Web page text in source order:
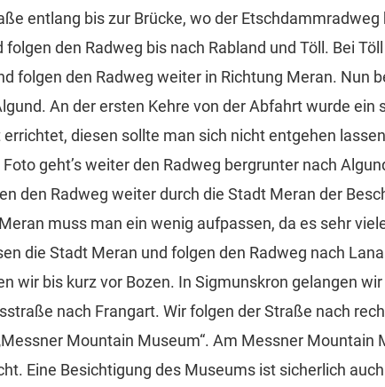
entlang bis zur Brücke, wo der Etschdammradweg
folgen den Radweg bis nach Rabland und Töll. Bei
folgen den Radweg weiter in Richtung Meran. Nun
An der ersten Kehre von der Abfahrt wurde ein
diesen sollte man sich nicht entgehen
geht’s weiter den Radweg bergrunter nach
den Radweg weiter durch die Stadt Meran der
muss man ein wenig aufpassen, da es sehr
die Stadt Meran und folgen den Radweg nach
wir bis kurz vor Bozen. In Sigmunskron gelangen
nach Frangart. Wir folgen der Straße nach
Mountain Museum“. Am Messner Mountain
Eine Besichtigung des Museums ist sicherlich